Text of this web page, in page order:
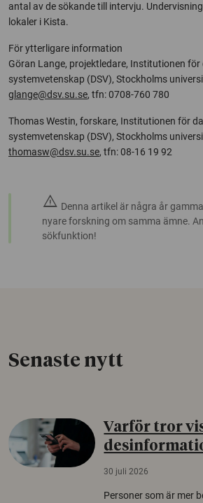
antal av de sökande till intervju.
lokaler i Kista.
För ytterligare information
Göran Lange, projektledare, Institutionen för
systemvetenskap (DSV), Stockholms
glange@dsv.su.se, tfn: 0708-760 780
Thomas Westin, forskare, Institutionen för
systemvetenskap (DSV), Stockholms
thomasw@dsv.su.se, tfn: 08-16 19 92
warning Denna artikel är några år
nyare forskning om samma ämne.
sökfunktion!
Senaste nytt
Varför tror
30 juli 2026
Personer som är mer